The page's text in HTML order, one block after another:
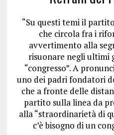
“Su questi temi il
che circola fra i
avvertimento alla
risuonare negli ultimi
“congresso”. A
uno dei padri fondatori
che a fronte delle
partito sulla linea da
alla “straordinarietà di
c’è bisogno di un